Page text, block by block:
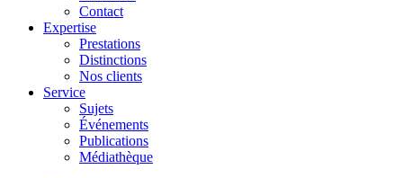
Contact
Expertise
Prestations
Distinctions
Nos clients
Service
Sujets
Événements
Publications
Médiathèque